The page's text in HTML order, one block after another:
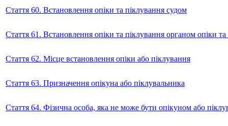
Стаття 60. Встановлення опіки та піклування судом
Стаття 61. Встановлення опіки та піклування органом опіки та
Стаття 62. Місце встановлення опіки або піклування
Стаття 63. Призначення опікуна або піклувальника
Стаття 64. Фізична особа, яка не може бути опікуном або